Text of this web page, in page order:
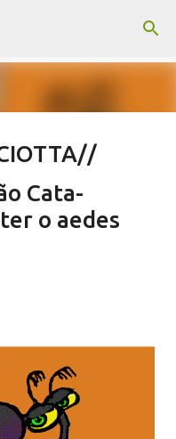
principal
Cata-
o aedes